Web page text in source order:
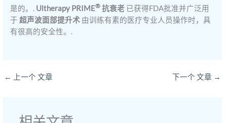
是的。. Ultherapy PRIME® 抗衰老 已获得FDA批准并广泛用
于超声波面部提升术 由训练有素的医疗专业人员操作时，具
有很高的安全性。.
← 上一个 文章 下一个 文章 →